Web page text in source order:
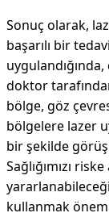
Sonuç olarak,
başarılı bir
doktor
bölge, göz
bölgelere lazer
bir şekilde
Sağlığımızı
kullanmak